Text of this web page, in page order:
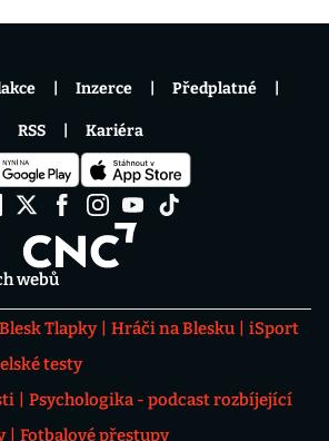
webů
Blesk Tlapky Hráči na Blesku
iSport
testy
Psychologika - podcast rozbíjející
Fotbalové přestupy
Inzerce Předplatné
RSS Kariéra